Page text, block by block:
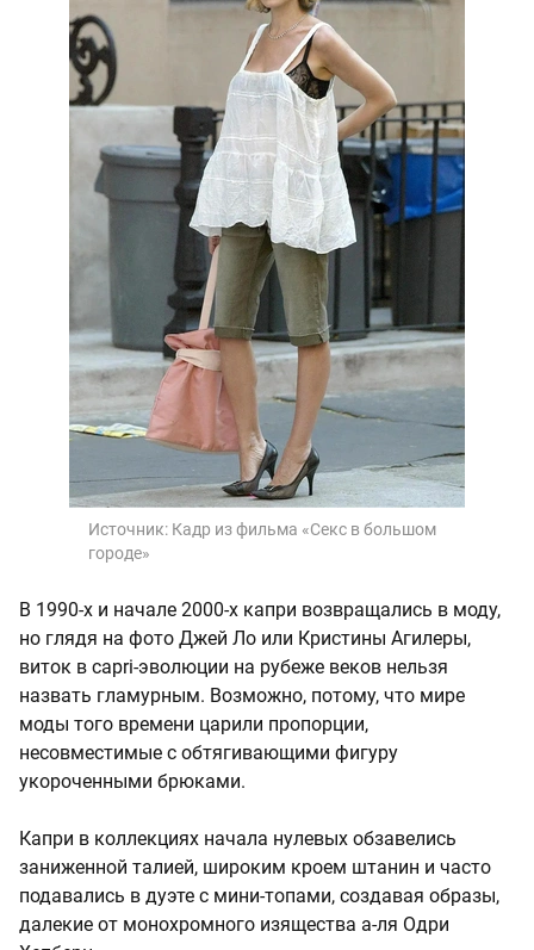
Источник: Кадр из фильма «Секс в большом
городе»
В 1990-х и начале 2000-х капри возвращались в моду,
но глядя на фото Джей Ло или Кристины Агилеры,
виток в capri-эволюции на рубеже веков нельзя
назвать гламурным. Возможно, потому, что мире
моды того времени царили пропорции,
несовместимые с обтягивающими фигуру
укороченными брюками.
Капри в коллекциях начала нулевых обзавелись
заниженной талией, широким кроем штанин и часто
подавались в дуэте с мини-топами, создавая образы,
далекие от монохромного изящества а-ля Одри